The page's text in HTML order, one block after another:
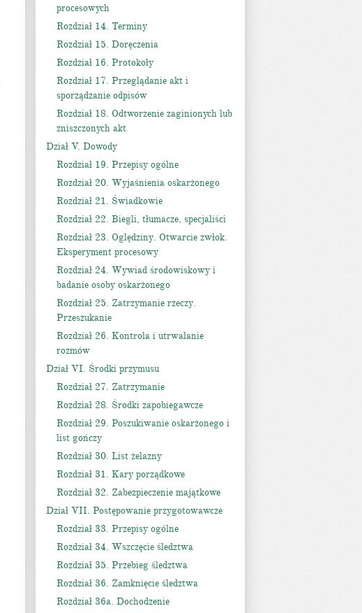
procesowych
Rozdział 14. Terminy
Rozdział 15. Doręczenia
Rozdział 16. Protokoły
Rozdział 17. Przeglądanie akt i
sporządzanie odpisów
Rozdział 18. Odtworzenie zaginionych lub
zniszczonych akt
Dział V. Dowody
Rozdział 19. Przepisy ogólne
Rozdział 20. Wyjaśnienia oskarżonego
Rozdział 21. Świadkowie
Rozdział 22. Biegli, tłumacze, specjaliści
Rozdział 23. Oględziny. Otwarcie zwłok.
Eksperyment procesowy
Rozdział 24. Wywiad środowiskowy i
badanie osoby oskarżonego
Rozdział 25. Zatrzymanie rzeczy.
Przeszukanie
Rozdział 26. Kontrola i utrwalanie
rozmów
Dział VI. Środki przymusu
Rozdział 27. Zatrzymanie
Rozdział 28. Środki zapobiegawcze
Rozdział 29. Poszukiwanie oskarżonego i
list gończy
Rozdział 30. List żelazny
Rozdział 31. Kary porządkowe
Rozdział 32. Zabezpieczenie majątkowe
Dział VII. Postępowanie przygotowawcze
Rozdział 33. Przepisy ogólne
Rozdział 34. Wszczęcie śledztwa
Rozdział 35. Przebieg śledztwa
Rozdział 36. Zamknięcie śledztwa
Rozdział 36a. Dochodzenie